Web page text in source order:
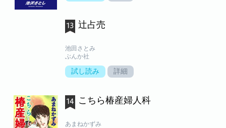
辻占売
池田さとみ
ぶんか社
試し読み 詳細
こちら椿産婦人科
あまねかずみ